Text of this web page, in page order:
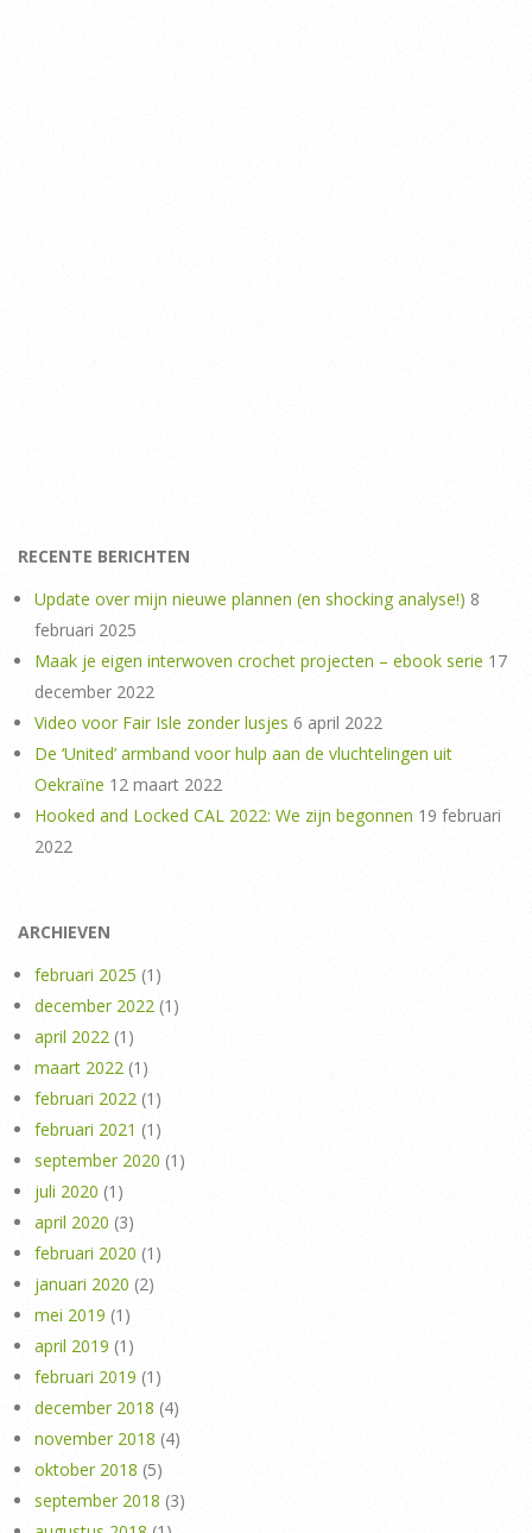
RECENTE BERICHTEN
Update over mijn nieuwe plannen (en shocking analyse!) 8
februari 2025
Maak je eigen interwoven crochet projecten – ebook serie 17
december 2022
Video voor Fair Isle zonder lusjes 6 april 2022
De ‘United’ armband voor hulp aan de vluchtelingen uit
Oekraïne 12 maart 2022
Hooked and Locked CAL 2022: We zijn begonnen 19 februari
2022
ARCHIEVEN
februari 2025 (1)
december 2022 (1)
april 2022 (1)
maart 2022 (1)
februari 2022 (1)
februari 2021 (1)
september 2020 (1)
juli 2020 (1)
april 2020 (3)
februari 2020 (1)
januari 2020 (2)
mei 2019 (1)
april 2019 (1)
februari 2019 (1)
december 2018 (4)
november 2018 (4)
oktober 2018 (5)
september 2018 (3)